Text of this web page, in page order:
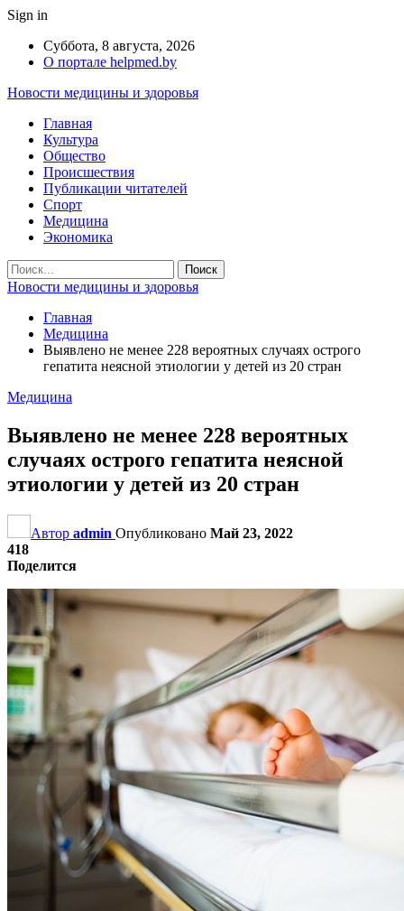
Sign in
Суббота, 8 августа, 2026
О портале helpmed.by
Новости медицины и здоровья
Главная
Культура
Общество
Происшествия
Публикации читателей
Спорт
Медицина
Экономика
Новости медицины и здоровья
Главная
Медицина
Выявлено не менее 228 вероятных случаях острого
гепатита неясной этиологии у детей из 20 стран
Медицина
Выявлено не менее 228 вероятных
случаях острого гепатита неясной
этиологии у детей из 20 стран
Автор admin Опубликовано Май 23, 2022
418
Поделится